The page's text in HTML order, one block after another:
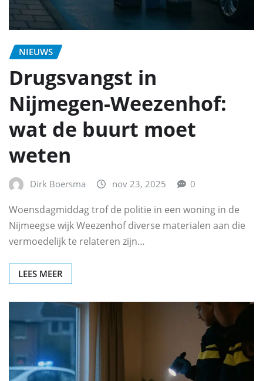
NIEUWS
Drugsvangst in
Nijmegen-Weezenhof:
wat de buurt moet
weten
Dirk Boersma nov 23, 2025 0
Woensdagmiddag trof de politie in een woning in de
Nijmeegse wijk Weezenhof diverse materialen aan die
vermoedelijk te relateren zijn…
LEES MEER